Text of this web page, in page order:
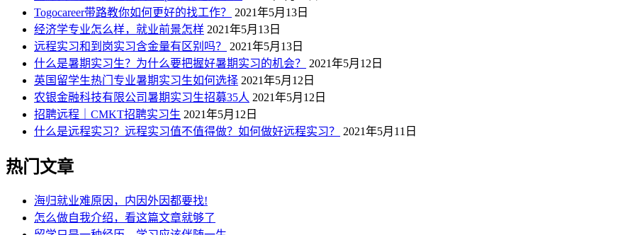
Togocareer带路教你如何更好的找工作？
2021年5月13日
经济学专业怎么样，就业前景怎样 2021年5月13日
远程实习和到岗实习含金量有区别吗？
2021年5月13日
什么是暑期实习生？为什么要把握好暑期实习的机会？
2021年5月12日
英国留学生热门专业暑期实习生如何选择 2021年5月12日
农银金融科技有限公司暑期实习生招募35人 2021年5月12日
招聘远程｜CMKT招聘实习生 2021年5月12日
什么是远程实习？远程实习值不值得做？如何做好远程实习？
2021年5月11日
热门文章
海归就业难原因，内因外因都要找!
怎么做自我介绍，看这篇文章就够了